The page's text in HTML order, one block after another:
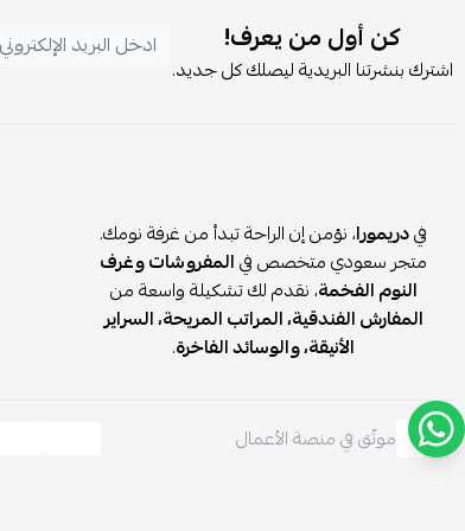
كن أول من يعرف!
اشترك بنشرتنا البريدية ليصلك كل جديد.
فيدريمورا، نؤمن إن الراحة تبدأ من غرفة نومك.
متجر سعودي متخصص فيالمفروشات وغرف
النوم الفخمة، نقدم لك تشكيلة واسعة من
المفارش الفندقية، المراتب المريحة، السراير
الأنيقة، والوسائد الفاخرة.
موثّق في منصة الأعمال